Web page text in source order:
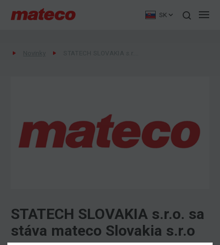
SK
STATECH SLOVAKIA s.r.o. sa
stáva mateco Slovakia s.r.o